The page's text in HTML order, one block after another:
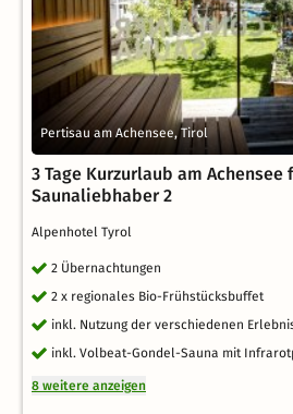
Pertisau am Achensee, Tirol
3 Tage Kurzurlaub am Achensee
Saunaliebhaber 2
Alpenhotel Tyrol
2 Übernachtungen
2 x regionales Bio-Frühstücksbuffet
inkl. Nutzung der verschiedenen
inkl. Volbeat-Gondel-Sauna mit
8 weitere anzeigen